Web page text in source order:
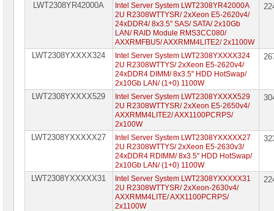
LWT2308YR42000A
Intel Server System LWT2308YR42000A
2U R2308WTTYSR/ 2xXeon E5-2620v4/
24xDDR4/ 8x3.5" SAS/ SATA/ 2x10Gb
LAN/ RAID Module RMS3CC080/
AXXRMFBU5/ AXXRMM4LITE2/ 2x1100W
LWT2308YXXXX324
Intel Server System LWT2308YXXXX324
2U R2308WTTYS/ 2xXeon E5-2620v4/
24xDDR4 DIMM/ 8x3.5" HDD HotSwap/
2x10Gb LAN/ (1+0) 1100W
LWT2308YXXXX529
Intel Server System LWT2308YXXXX529
2U R2308WTTYSR/ 2xXeon E5-2650v4/
AXXRMM4LITE2/ AXX1100PCRPS/
2x100W
LWT2308YXXXXX27
Intel Server System LWT2308YXXXXX27
2U R2308WTTYS/ 2xXeon E5-2630v3/
24xDDR4 RDIMM/ 8x3.5" HDD HotSwap/
2x10Gb LAN/ (1+0) 1100W
LWT2308YXXXXX31
Intel Server System LWT2308YXXXXX31
2U R2308WTTYSR/ 2xXeon-2630v4/
AXXRMM4LITE/ AXX1100PCRPS/
2x1100W